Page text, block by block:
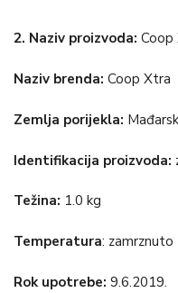
2. Naziv proizvoda: Coop
Naziv brenda: Coop Xtra
Zemlja porijekla:
Identifikacija proizvoda:
Težina: 1.0 kg
Temperatura: zamrznuto
Rok upotrebe: 9.6.2019.